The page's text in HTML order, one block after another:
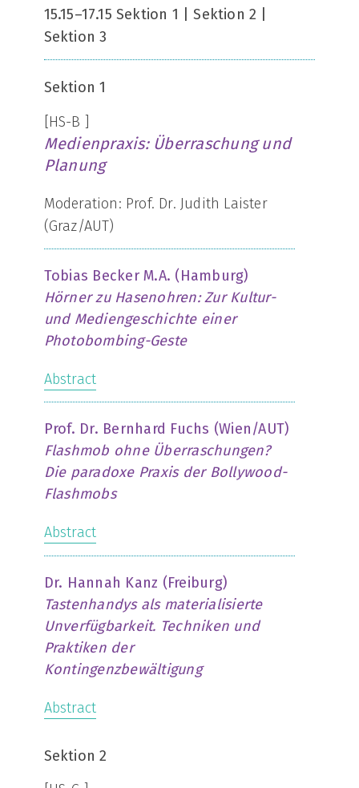
15.15–17.15 Sektion 1 | Sektion 2 |
Sektion 3
Sektion 1
[HS-B ]
Medienpraxis: Überraschung und
Planung
Moderation: Prof. Dr. Judith Laister
(Graz/AUT)
Tobias Becker M.A. (Hamburg)
Hörner zu Hasenohren: Zur Kultur-
und Mediengeschichte einer
Photobombing-Geste
Abstract
Prof. Dr. Bernhard Fuchs (Wien/AUT)
Flashmob ohne Überraschungen?
Die paradoxe Praxis der Bollywood-
Flashmobs
Abstract
Dr. Hannah Kanz (Freiburg)
Tastenhandys als materialisierte
Unverfügbarkeit. Techniken und
Praktiken der
Kontingenzbewältigung
Abstract
Sektion 2